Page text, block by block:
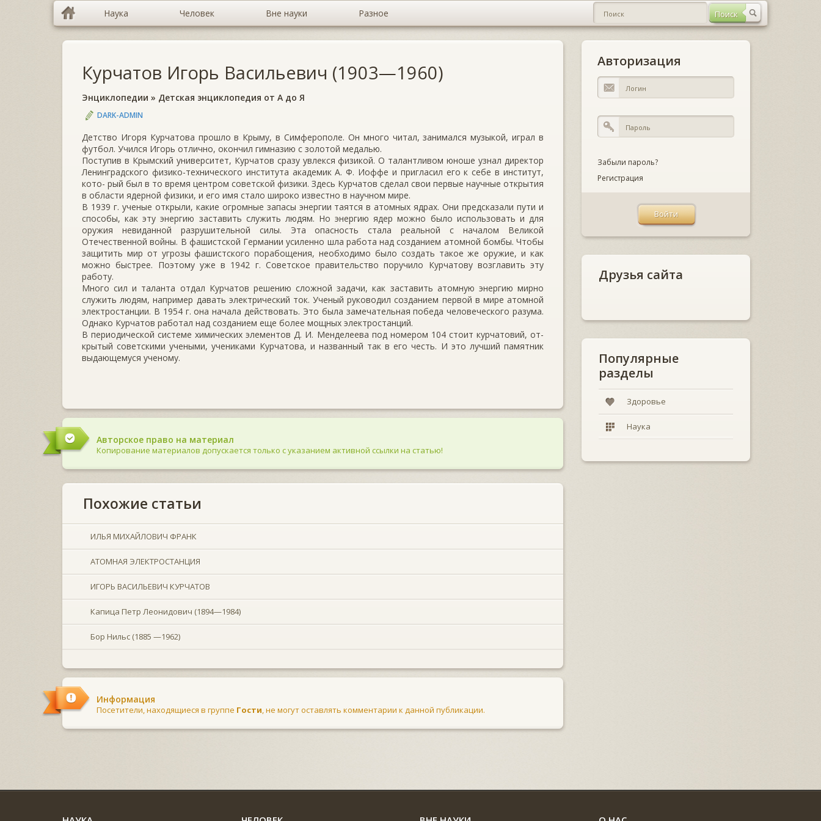
Наука Человек Вне науки Разное
Курчатов Игорь Васильевич (1903—1960)
Энциклопедии » Детская энциклопедия от А до Я
DARK-ADMIN
Детство Игоря Курчатова прошло в Крыму, в Симферополе. Он много читал, занимался музыкой, играл в
футбол. Учился Игорь отлично, окончил гимназию с золотой медалью.
Поступив в Крымский университет, Курчатов сразу увлекся физикой. О талантливом юноше узнал директор
Ленинградского физико-технического института академик А. Ф. Иоффе и пригласил его к себе в институт,
кото- рый был в то время центром советской физики. Здесь Курчатов сделал свои первые научные открытия
в области ядерной физики, и его имя стало широко известно в научном мире.
В 1939 г. ученые открыли, какие огромные запасы энергии таятся в атомных ядрах. Они предсказали пути и
способы, как эту энергию заставить служить людям. Но энергию ядер можно было использовать и для
оружия невиданной разрушительной силы. Эта опасность стала реальной с началом Великой
Отечественной войны. В фашистской Германии усиленно шла работа над созданием атомной бомбы. Чтобы
защитить мир от угрозы фашистского порабощения, необходимо было создать такое же оружие, и как
можно быстрее. Поэтому уже в 1942 г. Советское правительство поручило Курчатову возглавить эту
работу.
Много сил и таланта отдал Курчатов решению сложной задачи, как заставить атомную энергию мирно
служить людям, например давать электрический ток. Ученый руководил созданием первой в мире атомной
электростанции. В 1954 г. она начала действовать. Это была замечательная победа человеческого разума.
Однако Курчатов работал над созданием еще более мощных электростанций.
В периодической системе химических элементов Д. И. Менделеева под номером 104 стоит курчатовий, от-
крытый советскими учеными, учениками Курчатова, и названный так в его честь. И это лучший памятник
выдающемуся ученому.
Авторское право на материал
Копирование материалов допускается только с указанием активной ссылки на статью!
Похожие статьи
ИЛЬЯ МИХАЙЛОВИЧ ФРАНК
АТОМНАЯ ЭЛЕКТРОСТАНЦИЯ
ИГОРЬ ВАСИЛЬЕВИЧ КУРЧАТОВ
Капица Петр Леонидович (1894—1984)
Бор Нильс (1885 —1962)
Информация
Посетители, находящиеся в группе Гости, не могут оставлять комментарии к данной публикации.
Авторизация
Забыли пароль?
Регистрация
Друзья сайта
Популярные
разделы
Здоровье
Наука